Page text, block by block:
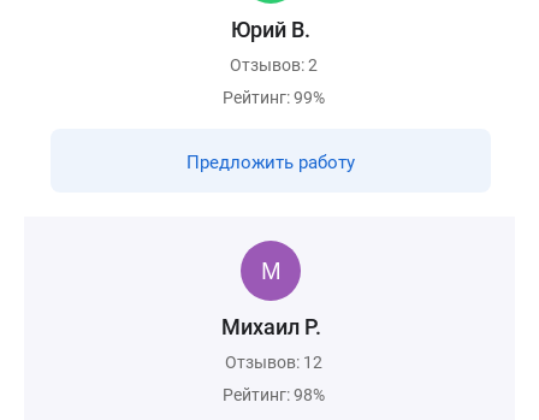
Юрий В.
Отзывов: 2
Рейтинг: 99%
Предложить работу
Михаил Р.
Отзывов: 12
Рейтинг: 98%